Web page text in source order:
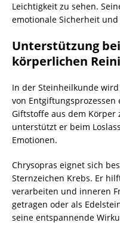
Leichtigkeit zu sehen.
emotionale Sicherheit
Unterstützung
körperlichen
In der Steinheilkunde
von Entgiftungsprozessen
Giftstoffe aus dem Körper
unterstützt er beim
Emotionen.
Chrysopras eignet sich
Sternzeichen Krebs. Er
verarbeiten und inneren
getragen oder als
seine entspannende